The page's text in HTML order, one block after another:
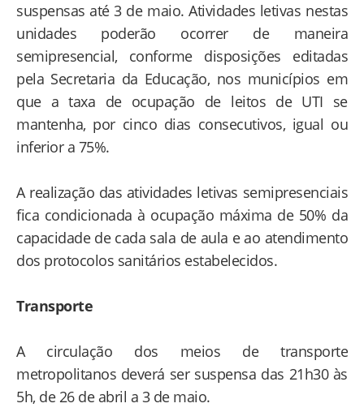
suspensas até 3 de maio. Atividades letivas nestas
unidades poderão ocorrer de maneira
semipresencial, conforme disposições editadas
pela Secretaria da Educação, nos municípios em
que a taxa de ocupação de leitos de UTI se
mantenha, por cinco dias consecutivos, igual ou
inferior a 75%.
A realização das atividades letivas semipresenciais
fica condicionada à ocupação máxima de 50% da
capacidade de cada sala de aula e ao atendimento
dos protocolos sanitários estabelecidos.
Transporte
A circulação dos meios de transporte
metropolitanos deverá ser suspensa das 21h30 às
5h, de 26 de abril a 3 de maio.